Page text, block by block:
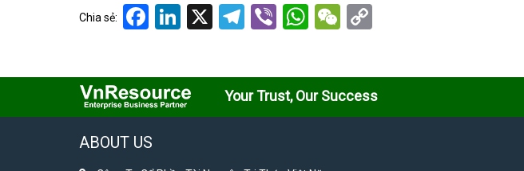
Chia sẻ: Facebook
LinkedIn
X Telegram
ViberWhatsApp
WeChat
Your Trust, Our Success
ABOUT US